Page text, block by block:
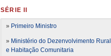
SÉRIE II
» Primeiro Ministro
» Ministério do Dezenvolvimento Rural
e Habitação Comunitaria